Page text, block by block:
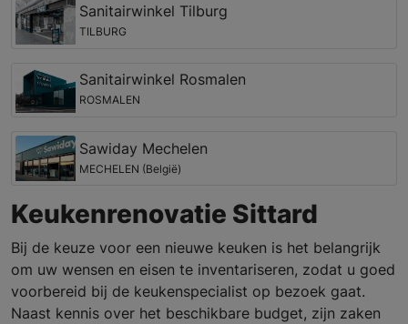
Sanitairwinkel Tilburg
TILBURG
Sanitairwinkel Rosmalen
ROSMALEN
Sawiday Mechelen
MECHELEN (België)
Keukenrenovatie Sittard
Bij de keuze voor een nieuwe keuken is het belangrijk
om uw wensen en eisen te inventariseren, zodat u goed
voorbereid bij de keukenspecialist op bezoek gaat.
Naast kennis over het beschikbare budget, zijn zaken